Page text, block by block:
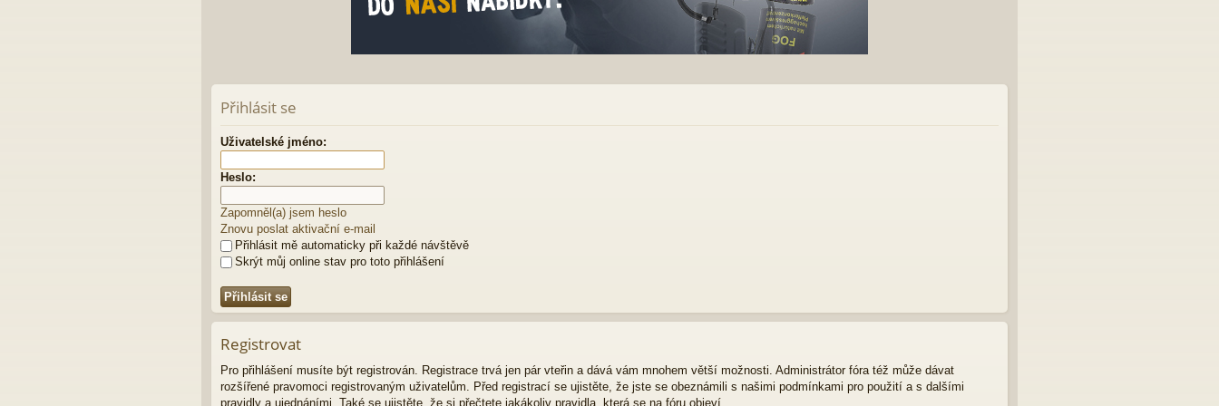
Přihlásit se
Uživatelské jméno:
Heslo:
Zapomněl(a) jsem heslo
Znovu poslat aktivační e-mail
Přihlásit mě automaticky při každé návštěvě
Skrýt můj online stav pro toto přihlášení
Registrovat
Pro přihlášení musíte být registrován. Registrace trvá jen pár vteřin a dává vám mnohem větší možnosti. Administrátor fóra též může dávat
rozšířené pravomoci registrovaným uživatelům. Před registrací se ujistěte, že jste se obeznámili s našimi podmínkami pro použití a s dalšími
pravidly a ujednáními. Také se ujistěte, že si přečtete jakákoliv pravidla, která se na fóru objeví.